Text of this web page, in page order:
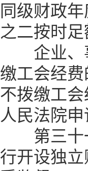
同级财政
之二按时
企业、事
缴工会经
不拨缴工
人民法院
第三十一
行开设独